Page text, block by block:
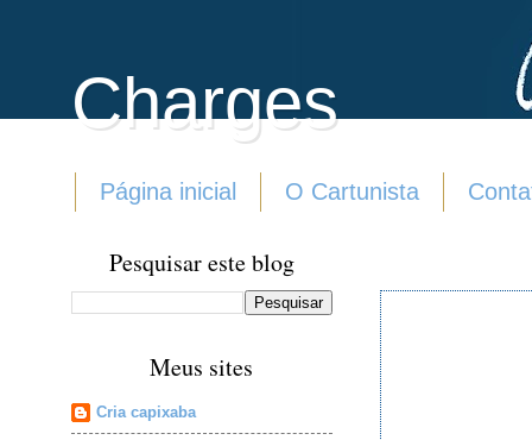
Charges
Página inicial O Cartunista
Pesquisar este blog
Meus sites
Cria capixaba